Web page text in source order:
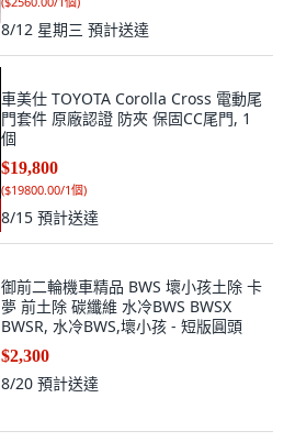
8/12 星期三 預計送達
車美仕 TOYOTA Corolla Cross 電動尾
門套件 原廠認證 防夾 保固CC尾門, 1
個
$19,800
($19800.00/1個)
8/15 預計送達
御前二輪機車精品 BWS 壞小孩土除 卡
夢 前土除 碳纖維 水冷BWS BWSX
BWSR, 水冷BWS,壞小孩 - 短版圓頭
$2,300
8/20 預計送達